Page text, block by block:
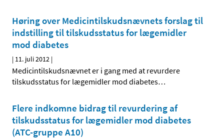
Høring over Medicintilskuds­nævnets forslag til
indstilling til tilskudsstatus for lægemidler
mod diabetes
| 11. juli 2012 |
Medicintilskudsnævnet er i gang med at revurdere
tilskudsstatus for lægemidler mod diabetes…
Flere indkomne bidrag til revurdering af
tilskudsstatus for lægemidler mod diabetes
(ATC-gruppe A10)